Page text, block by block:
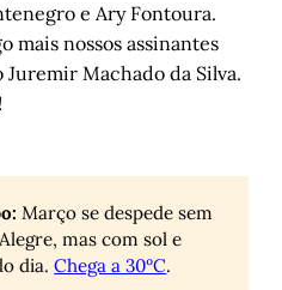
e Ary Fontoura.
mais nossos assinantes
Machado da Silva.
Março se despede sem
mas com sol e
dia.Chega a 30ºC.